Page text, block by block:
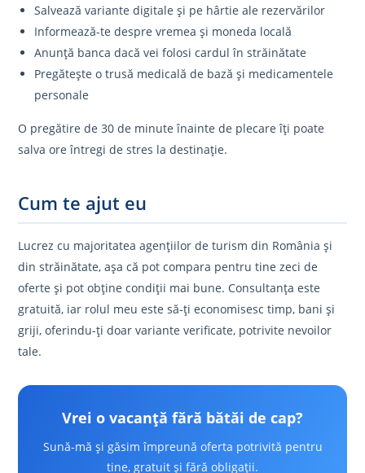
Salvează variante digitale și pe hârtie ale rezervărilor
Informează-te despre vremea și moneda locală
Anunță banca dacă vei folosi cardul în străinătate
Pregătește o trusă medicală de bază și medicamentele
personale
O pregătire de 30 de minute înainte de plecare îți poate
salva ore întregi de stres la destinație.
Cum te ajut eu
Lucrez cu majoritatea agențiilor de turism din România și
din străinătate, așa că pot compara pentru tine zeci de
oferte și pot obține condiții mai bune. Consultanța este
gratuită, iar rolul meu este să-ți economisesc timp, bani și
griji, oferindu-ți doar variante verificate, potrivite nevoilor
tale.
Vrei o vacanță fără bătăi de cap?
Sună-mă și găsim împreună oferta potrivită pentru
tine, gratuit și fără obligații.